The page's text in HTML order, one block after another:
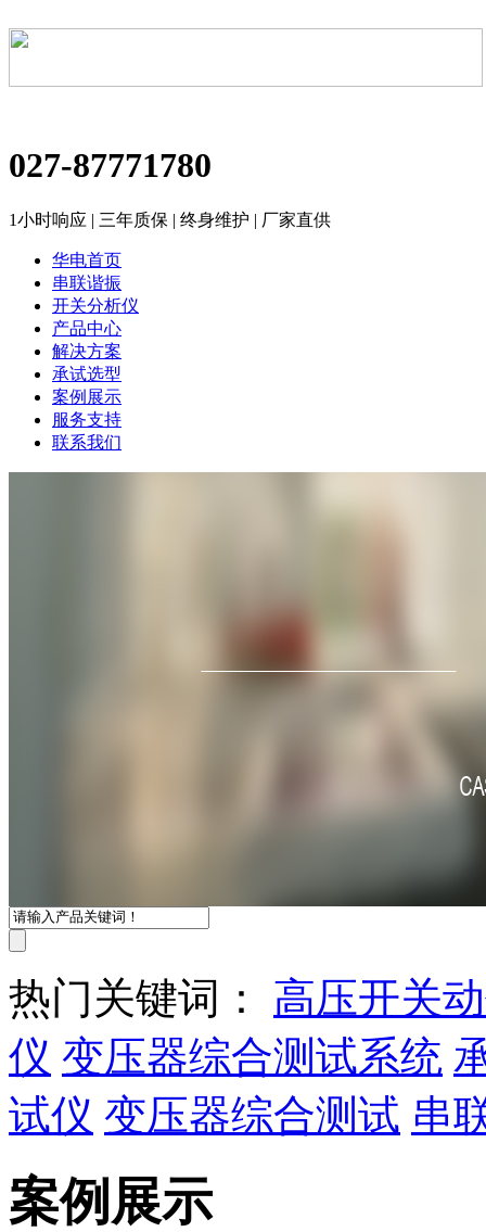
027-87771780
1小时响应 | 三年质保 | 终身维护 | 厂家直供
华电首页
串联谐振
开关分析仪
产品中心
解决方案
承试选型
案例展示
服务支持
联系我们
热门关键词： 高压开关
仪 变压器综合测试系统
试仪 变压器综合测试 串
案例展示